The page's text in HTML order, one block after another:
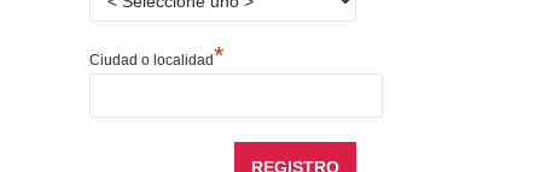
Ciudad o localidad*